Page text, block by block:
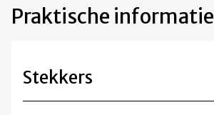
Praktische informatie
Stekkers